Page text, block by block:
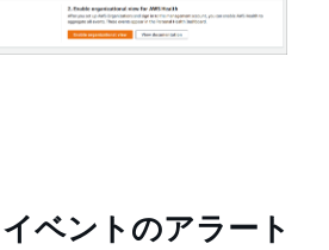
ベントのアラート